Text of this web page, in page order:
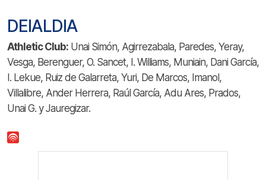
DEIALDIA
Athletic Club: Unai Simón, Agirrezabala, Paredes, Yeray,
Vesga, Berenguer, O. Sancet, I. Williams, Muniain, Dani García,
I. Lekue, Ruiz de Galarreta, Yuri, De Marcos, Imanol,
Villalibre, Ander Herrera, Raúl García, Adu Ares, Prados,
Unai G. y Jauregizar.